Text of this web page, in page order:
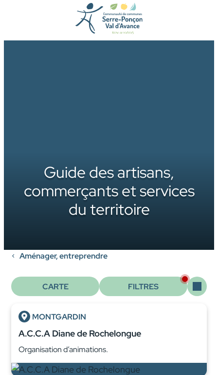
Guide des artisans,
commerçants et services
du territoire
Aménager, entreprendre
CARTE FILTRES
MONTGARDIN
A.C.C.A Diane de Rochelongue
Organisation d’animations.